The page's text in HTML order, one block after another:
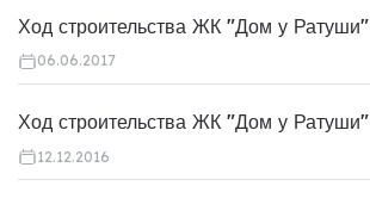
Ход строительства ЖК "Дом у Ратуши"
06.06.2017
Ход строительства ЖК "Дом у Ратуши"
12.12.2016